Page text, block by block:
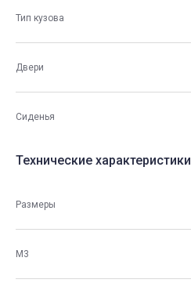
Тип кузова
Двери
Сиденья
Технические характеристики
Размеры
М3